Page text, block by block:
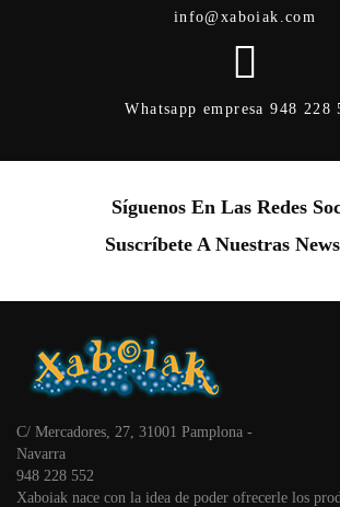
info@xaboiak.com
Whatsapp empresa 948 228
Síguenos En Las Redes
Suscríbete A Nuestras
C/ Mercadores, 27, 31001 Pamplona -
Navarra
948 228 552
Xaboiak nace con la idea de poder ofrecerle los